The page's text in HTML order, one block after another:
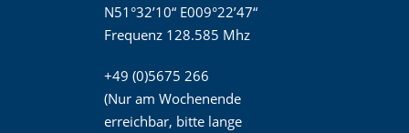
N51°32’10“ E009°22’47“
Frequenz 128.585 Mhz
+49 (0)5675 266
(Nur am Wochenende
erreichbar, bitte lange